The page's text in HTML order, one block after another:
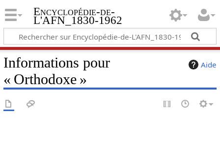
Encyclopédie-de-
L'AFN_1830-1962
Aide
Informations pour
« Orthodoxe »